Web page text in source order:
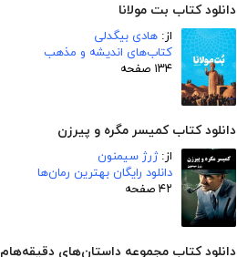
دانلود کتاب بت مولانا
از: هادی بیگدلی
کتاب‌های اندیشه و مذهب
۱۳۴ صفحه
دانلود کتاب کمیسر مگره و پیرزن
از:ژرژ سیمنون
دانلود رایگان بهترین رمان‌ها
۴۲ صفحه
دانلود کتاب مجموعه داستان‌های دقیقه‌هام